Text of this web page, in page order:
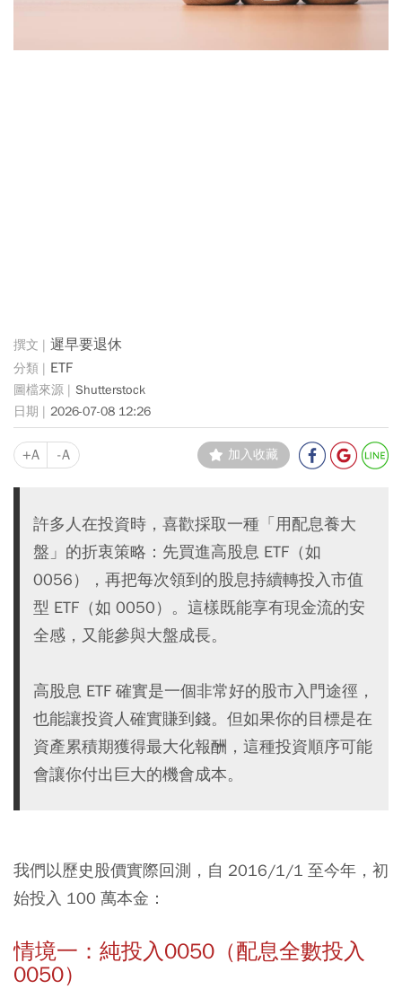
遲早要退休
ETF
Shutterstock
2026-07-08 12:26
+A -A 加入收藏
許多人在投資時，喜歡採取一種「用配息養大
盤」的折衷策略：先買進高股息 ETF（如
0056），再把每次領到的股息持續轉投入市值
型 ETF（如 0050）。這樣既能享有現金流的安
全感，又能參與大盤成長。
高股息 ETF 確實是一個非常好的股市入門途徑，
也能讓投資人確實賺到錢。但如果你的目標是在
資產累積期獲得最大化報酬，這種投資順序可能
會讓你付出巨大的機會成本。
我們以歷史股價實際回測，自 2016/1/1 至今年，初
始投入 100 萬本金：
情境一：純投入0050（配息全數投入
0050）